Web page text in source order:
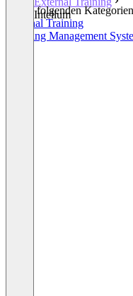
Intellum
In den folgenden
External Training
Learning Management